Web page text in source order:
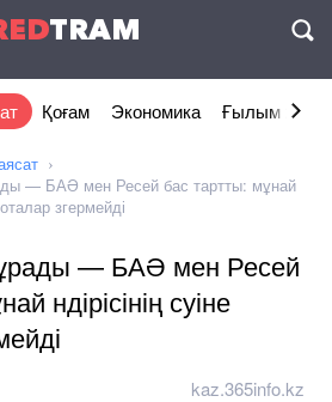
TRAM
Қоғам Экономика Ғылым және
— БАӘ мен Ресей бас тартты: мұнай
згермейді
— БАӘ мен Ресей
ндірісінің суіне
kaz.365info.kz